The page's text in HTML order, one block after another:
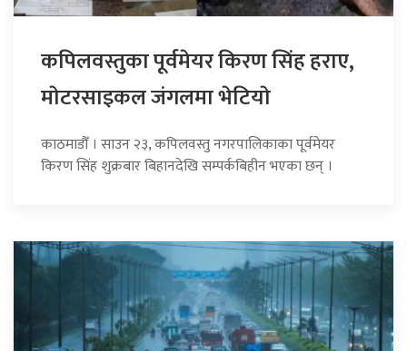
कपिलवस्तुका पूर्वमेयर किरण सिंह हराए,
माेटरसाइकल जंगलमा भेटियाे
काठमाडौँ । साउन २३, कपिलवस्तु नगरपालिकाका पूर्वमेयर
किरण सिंह शुक्रबार बिहानदेखि सम्पर्कबिहीन भएका छन् ।